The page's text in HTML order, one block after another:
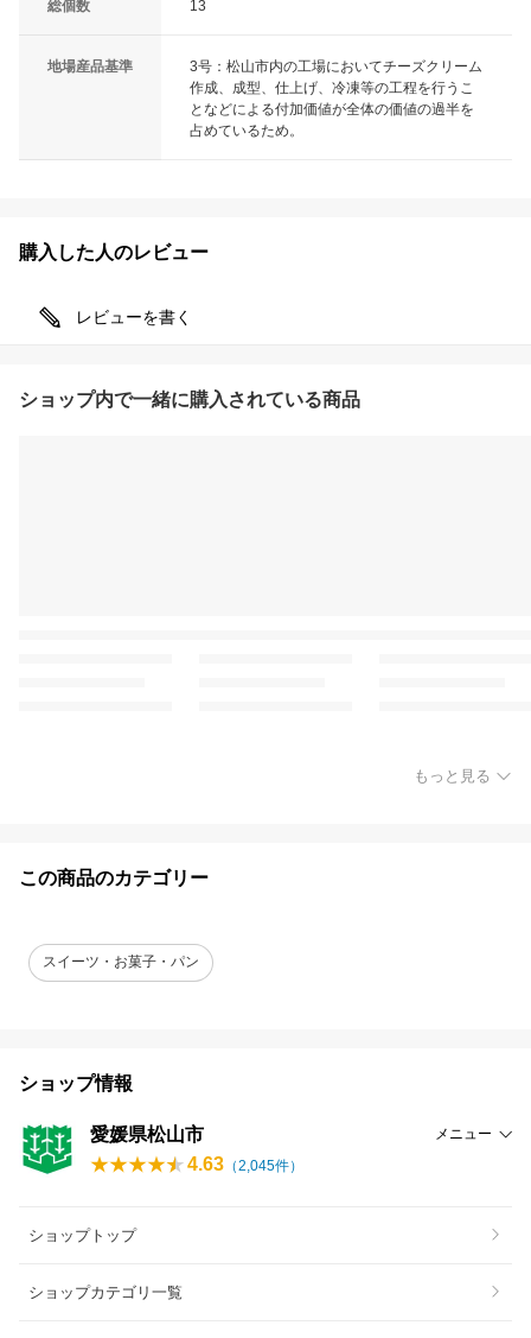
総個数 13
地場産品基準
3号：松山市内の工場においてチーズクリーム
作成、成型、仕上げ、冷凍等の工程を行うこ
となどによる付加価値が全体の価値の過半を
占めているため。
購入した人のレビュー
レビューを書く
ショップ内で一緒に購入されている商品
もっと見る
この商品のカテゴリー
スイーツ・お菓子・パン
ショップ情報
愛媛県松山市 メニュー
4.63 （2,045件）
ショップトップ
ショップカテゴリ一覧